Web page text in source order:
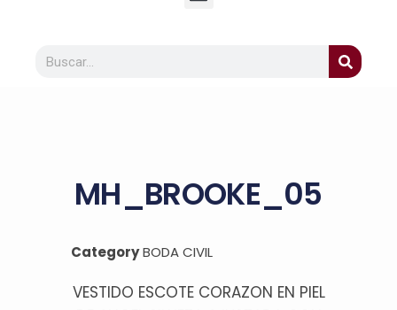
MH_BROOKE_05
CategoryBODA CIVIL
VESTIDO ESCOTE CORAZON EN PIEL